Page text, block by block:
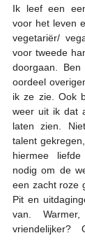
Ik leef een
voor het leven
vegetariër/
voor tweede
doorgaan.
oordeel
ik ze zie. Ook
weer uit ik dat
laten zien.
talent
hiermee
nodig om de
een zacht roze
Pit en
van. Warmer,